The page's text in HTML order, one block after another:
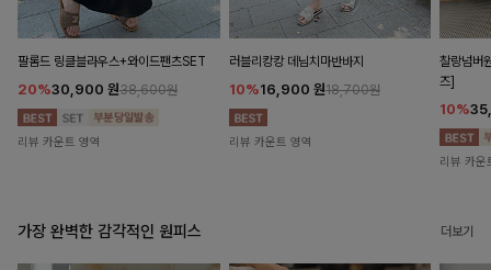
팔롬드 링클블라우스+와이드팬츠SET
20%30,900 원38,600원
리뷰 카운트 영역
러블리캉캉 데님치마반바지
10%16,900 원18,700원
리뷰 카운트 영역
찰랑넘버
즈]
10%
리뷰 카운
가장 완벽한 감각적인 원피스 더보기